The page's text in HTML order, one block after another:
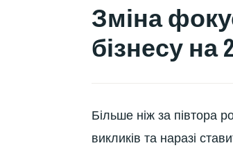
Зміна
бізнесу на
Більше ніж за півтора
викликів та наразі